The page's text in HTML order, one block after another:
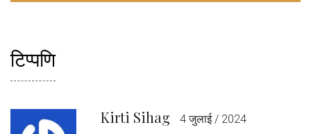
टिप्पणि
Kirti Sihag 4 जुलाई / 2024